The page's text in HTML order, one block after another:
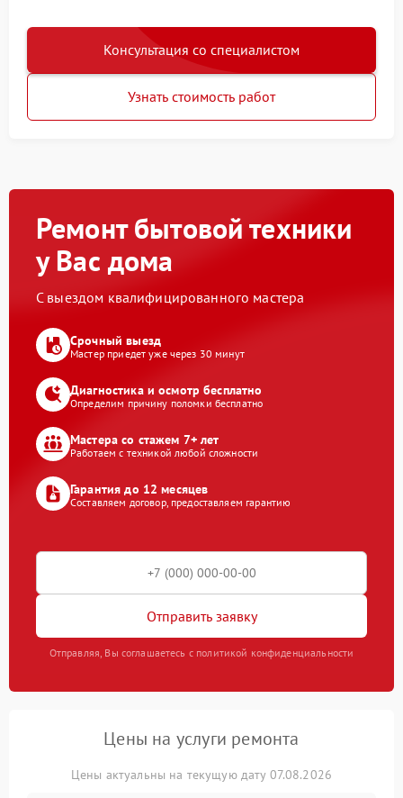
Консультация со специалистом
Узнать стоимость работ
Ремонт бытовой техники
у Вас дома
С выездом квалифицированного мастера
Срочный выезд
Мастер приедет уже через 30 минут
Диагностика и осмотр бесплатно
Определим причину поломки бесплатно
Мастера со стажем 7+ лет
Работаем с техникой любой сложности
Гарантия до 12 месяцев
Составляем договор, предоставляем гарантию
Отправить заявку
Отправляя, Вы соглашаетесь с политикой конфиденциальности
Цены на услуги ремонта
Цены актуальны на текущую дату 07.08.2026